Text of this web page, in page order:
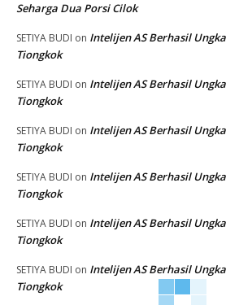
Seharga Dua Porsi Cilok
SETIYA BUDI on Intelijen AS Berhasil
Tiongkok
SETIYA BUDI on Intelijen AS Berhasil
Tiongkok
SETIYA BUDI on Intelijen AS Berhasil
Tiongkok
SETIYA BUDI on Intelijen AS Berhasil
Tiongkok
SETIYA BUDI on Intelijen AS Berhasil
Tiongkok
SETIYA BUDI on Intelijen AS Berhasil
Tiongkok